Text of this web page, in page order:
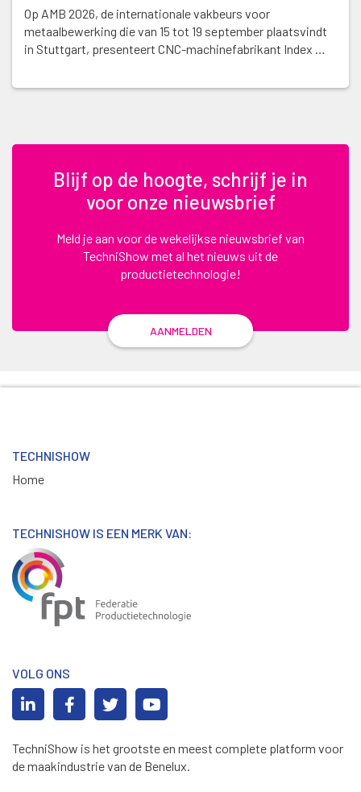
Op AMB 2026, de internationale vakbeurs voor
metaalbewerking die van 15 tot 19 september plaatsvindt
in Stuttgart, presenteert CNC-machinefabrikant Index …
Blijf op de hoogte, schrijf je in
voor onze nieuwsbrief
Meld je aan voor de wekelijkse nieuwsbrief van
TechniShow met al het nieuws uit de
productietechnologie!
AANMELDEN
TECHNISHOW
Home
TECHNISHOW IS EEN MERK VAN:
VOLG ONS
TechniShow is het grootste en meest complete platform voor
de maakindustrie van de Benelux.